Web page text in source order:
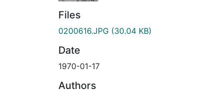
Files
0200616.JPG (30.04 KB)
Date
1970-01-17
Authors